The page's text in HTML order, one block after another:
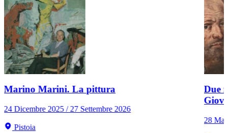
Marino Marini. La pittura
24 Dicembre 2025 / 27 Settembre 2026
Pistoia
Due
28